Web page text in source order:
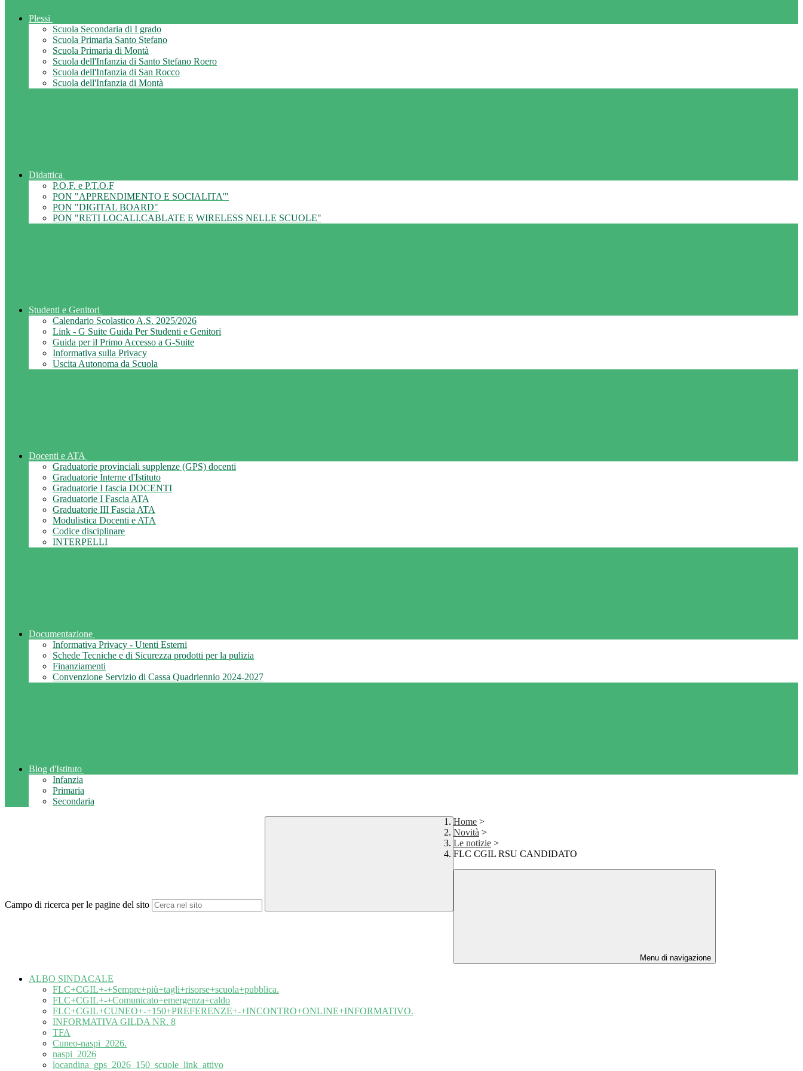
Plessi
Scuola Secondaria di I grado
Scuola Primaria Santo Stefano
Scuola Primaria di Montà
Scuola dell'Infanzia di Santo Stefano Roero
Scuola dell'Infanzia di San Rocco
Scuola dell'Infanzia di Montà
Didattica
P.O.F. e P.T.O.F
PON "APPRENDIMENTO E SOCIALITA'"
PON "DIGITAL BOARD"
PON "RETI LOCALI,CABLATE E WIRELESS NELLE SCUOLE"
Studenti e Genitori
Calendario Scolastico A.S. 2025/2026
Link - G Suite Guida Per Studenti e Genitori
Guida per il Primo Accesso a G-Suite
Informativa sulla Privacy
Uscita Autonoma da Scuola
Docenti e ATA
Graduatorie provinciali supplenze (GPS) docenti
Graduatorie Interne d'Istituto
Graduatorie I fascia DOCENTI
Graduatorie I Fascia ATA
Graduatorie III Fascia ATA
Modulistica Docenti e ATA
Codice disciplinare
INTERPELLI
Documentazione
Informativa Privacy - Utenti Esterni
Schede Tecniche e di Sicurezza prodotti per la pulizia
Finanziamenti
Convenzione Servizio di Cassa Quadriennio 2024-2027
Blog d'Istituto
Infanzia
Primaria
Secondaria
Campo di ricerca per le pagine del sito
Home >
Novità >
Le notizie >
FLC CGIL RSU CANDIDATO
Menu di navigazione
ALBO SINDACALE
FLC+CGIL+-+Sempre+più+tagli+risorse+scuola+pubblica.
FLC+CGIL+-+Comunicato+emergenza+caldo
FLC+CGIL+CUNEO+-+150+PREFERENZE+-+INCONTRO+ONLINE+INFORMATIVO.
INFORMATIVA GILDA NR. 8
TFA
Cuneo-naspi_2026.
naspi_2026
locandina_gps_2026_150_scuole_link_attivo